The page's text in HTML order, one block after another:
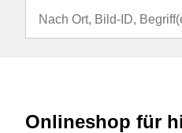
Onlineshop für